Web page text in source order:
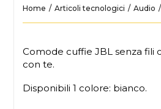
Home Articoli tecnologici Audio
Comode cuffie JBL senza fili
con te.
Disponibili 1 colore: bianco.